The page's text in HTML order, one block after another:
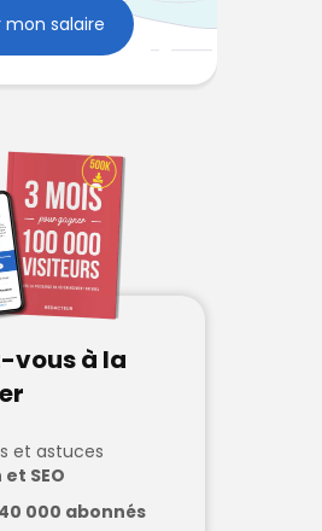
mon salaire
vous à la
et astuces
SEO
40 000 abonnés